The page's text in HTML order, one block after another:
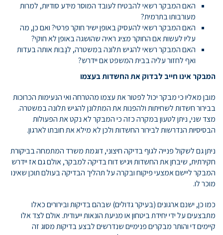
האם המבקר רשאי להבטיח לעובד המוסר מידע סודיות, למרות
מעורבותו בתרמית?
האם המבקר רשאי להעסיק באופן ישיר חוקר פרטי? ואם כן, מה
עליו לעשות אם החוקר מציג ראיה שהושגה באופן לא חוקי?
האם המבקר רשאי להגיש תלונה במשטרה, לגָבּות אותה בעדות
ואף לחזור עליה בבית המשפט אם יידרש?
המבקר אינו חייב לבדוק את החשדות בעצמו
מובן מאליו כי מבקר יכול לפטור את עצמו מהטרחה ואי הנעימות הכרוכות
בבירור חשדות לשחיתות ולהפנות את המתלונן להגיש תלונה במשטרה.
מצד שני, ניתן לטעון במקרה כזה כי המבקר לא נקט את הפעולות
הבסיסיות הנדרשות לבירור החשדות ולכן לא מילא את חובתו לארגון.
ניתן גם לשקול פנייה לגוף בדיקה חיצוני, דוגמת משרד המתמחה בביקורת
חקירתית, שיבחן את החשדות ויגיש דוח בדיקה למבקר, אולם גם אז יידרש
המבקר ליישם אמצעי פיקוח ובקרה על תהליך הבדיקה בעולם תוכן שאינו
מוכר לו.
כמו כן, ישנם ארגונים (בעיקר גדולים) שבהם בדיקות ובירורים כאלו
מתבצעים על ידי יחידת ביטחון או מניעת הונאות ייעודית. אולם לצד אלו
קיימים די והותר מבקרים פנימיים שנדרשים לבצע בדיקות מסוג זה